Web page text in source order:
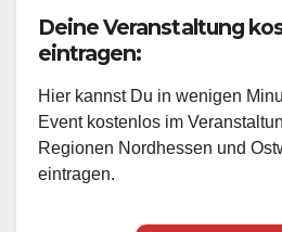
Deine Veranstaltung
eintragen:
Hier kannst Du in wenigen
Event kostenlos im
Regionen Nordhessen und
eintragen.